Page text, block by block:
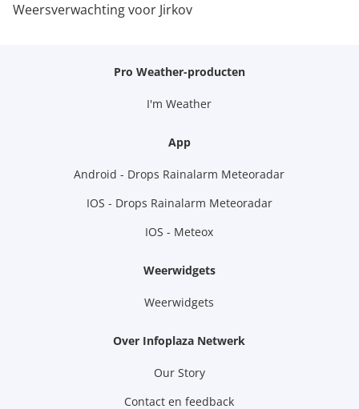
Weersverwachting voor Jirkov
Pro Weather-producten
I'm Weather
App
Android - Drops Rainalarm Meteoradar
IOS - Drops Rainalarm Meteoradar
IOS - Meteox
Weerwidgets
Weerwidgets
Over Infoplaza Netwerk
Our Story
Contact en feedback